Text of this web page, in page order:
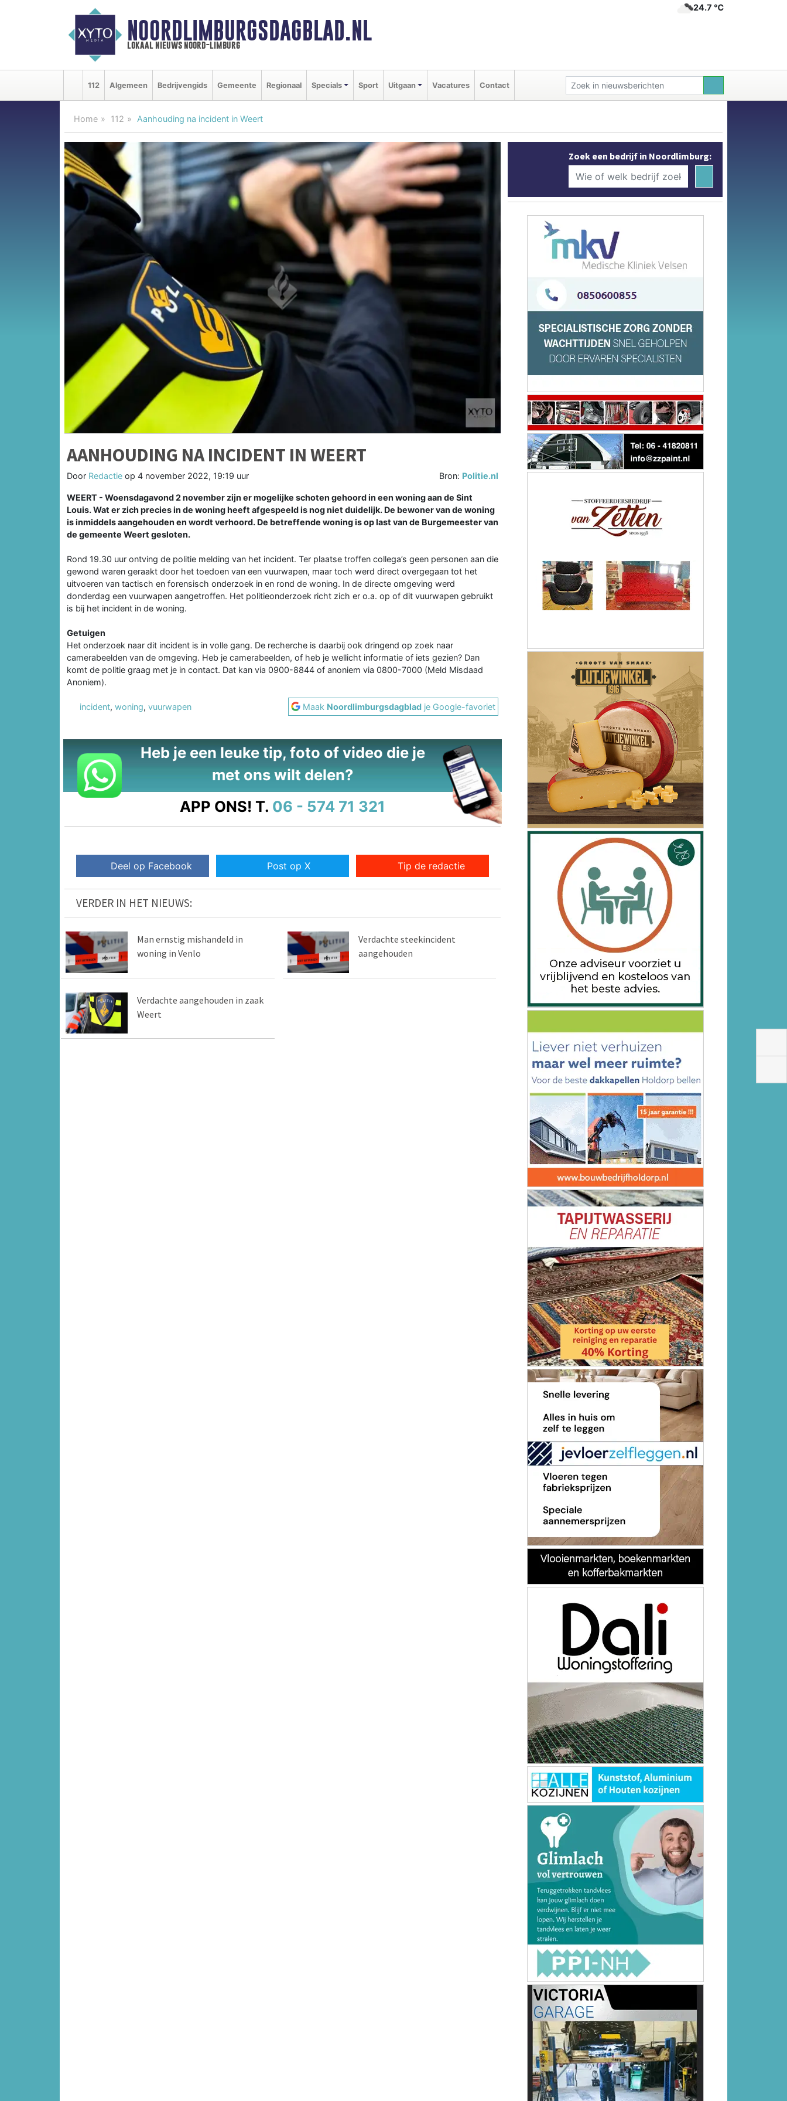
NOORDLIMBURGSDAGBLAD.NL
lokaal nieuws noord-limburg
24.7 ℃
112 Algemeen Bedrijvengids Gemeente Regionaal Specials Sport Uitgaan Vacatures Contact
Home 112 Aanhouding na incident in Weert
AANHOUDING NA INCIDENT IN WEERT
Door Redactie op 4 november 2022, 19:19 uur Bron: Politie.nl
WEERT - Woensdagavond 2 november zijn er mogelijke schoten gehoord in een woning aan de Sint
Louis. Wat er zich precies in de woning heeft afgespeeld is nog niet duidelijk. De bewoner van de woning
is inmiddels aangehouden en wordt verhoord. De betreffende woning is op last van de Burgemeester van
de gemeente Weert gesloten.
Rond 19.30 uur ontving de politie melding van het incident. Ter plaatse troffen collega’s geen personen aan die
gewond waren geraakt door het toedoen van een vuurwapen, maar toch werd direct overgegaan tot het
uitvoeren van tactisch en forensisch onderzoek in en rond de woning. In de directe omgeving werd
donderdag een vuurwapen aangetroffen. Het politieonderzoek richt zich er o.a. op of dit vuurwapen gebruikt
is bij het incident in de woning.
Getuigen
Het onderzoek naar dit incident is in volle gang. De recherche is daarbij ook dringend op zoek naar
camerabeelden van de omgeving. Heb je camerabeelden, of heb je wellicht informatie of iets gezien? Dan
komt de politie graag met je in contact. Dat kan via 0900-8844 of anoniem via 0800-7000 (Meld Misdaad
Anoniem).
incident, woning, vuurwapen Maak Noordlimburgsdagblad je Google-favoriet
Heb je een leuke tip, foto of video die je
met ons wilt delen?
APP ONS! T. 06 - 574 71 321
Deel op Facebook Post op X Tip de redactie
VERDER IN HET NIEUWS:
Man ernstig mishandeld in
woning in Venlo
Verdachte steekincident
aangehouden
Verdachte aangehouden in zaak
Weert
Zoek een bedrijf in Noordlimburg: